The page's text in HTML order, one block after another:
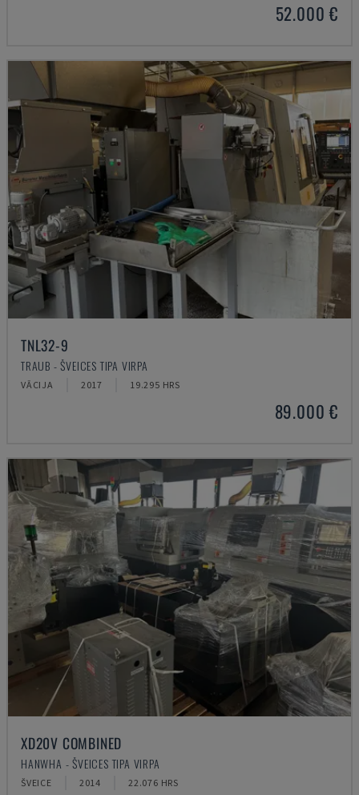
52.000 €
TNL32-9
TRAUB - ŠVEICES TIPA VIRPA
VĀCIJA 2017 19.295 HRS
89.000 €
XD20V COMBINED
HANWHA - ŠVEICES TIPA VIRPA
ŠVEICE 2014 22.076 HRS